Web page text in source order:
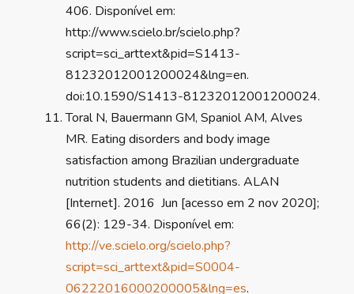
406. Disponível em:
http://www.scielo.br/scielo.php?
script=sci_arttext&pid=S1413-
81232012001200024&lng=en.
doi:10.1590/S1413-81232012001200024.
Toral N, Bauermann GM, Spaniol AM, Alves
MR. Eating disorders and body image
satisfaction among Brazilian undergraduate
nutrition students and dietitians. ALAN
[Internet]. 2016 Jun [acesso em 2 nov 2020];
66(2): 129-34. Disponível em:
http://ve.scielo.org/scielo.php?
script=sci_arttext&pid=S0004-
06222016000200005&lng=es.